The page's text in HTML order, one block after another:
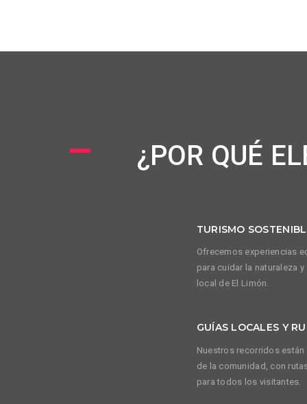
¿POR QUÉ
TURISMO
Ofrecemos experiencias
para cuidar la naturaleza
local de El Limón.
GUÍAS LOCALES Y
Nuestros recorridos
de la comunidad, con
para todos los visitantes.